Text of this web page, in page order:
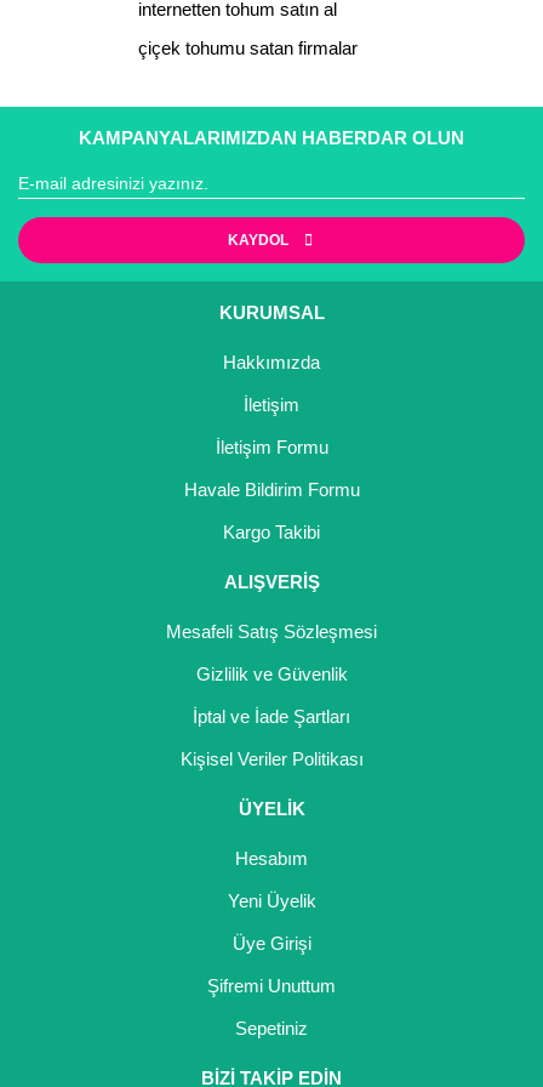
internetten tohum satın al
çiçek tohumu satan firmalar
KAMPANYALARIMIZDAN HABERDAR OLUN
KAYDOL
KURUMSAL
Hakkımızda
İletişim
İletişim Formu
Havale Bildirim Formu
Kargo Takibi
ALIŞVERİŞ
Mesafeli Satış Sözleşmesi
Gizlilik ve Güvenlik
İptal ve İade Şartları
Kişisel Veriler Politikası
ÜYELİK
Hesabım
Yeni Üyelik
Üye Girişi
Şifremi Unuttum
Sepetiniz
BİZİ TAKİP EDİN